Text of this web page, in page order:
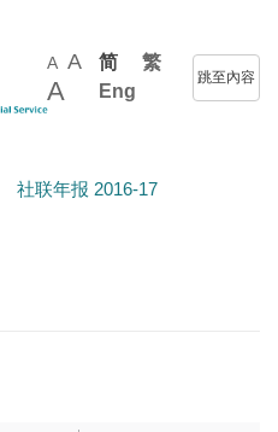
A A
A
简
繁
Eng
跳至內容
社联年报 2016-17